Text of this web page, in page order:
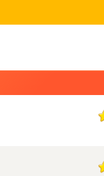
1
1